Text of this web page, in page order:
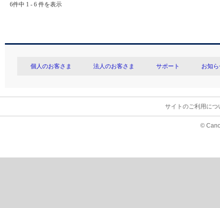
6件中 1 - 6 件を表示
個人のお客さま 法人のお客さま サポート お知
サイトのご利用につ
©